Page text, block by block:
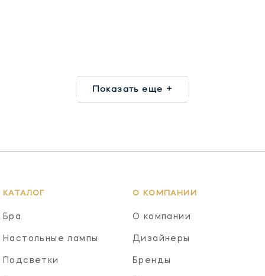
Показать еще +
КАТАЛОГ
Бра
Настольные лампы
Подсветки
О КОМПАНИИ
О компании
Дизайнеры
Бренды